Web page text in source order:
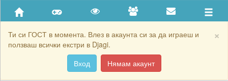
×
Ти си ГОСТ в момента. Влез в акаунта си за да играеш и
ползваш всички екстри в Djagi.
Вход
Нямам акаунт
Приятели
Хронология на игри